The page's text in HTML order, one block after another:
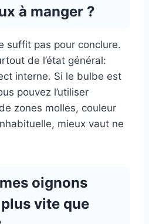
à manger ?
suffit pas pour conclure.
de l’état général:
interne. Si le bulbe est
pouvez l’utiliser
zones molles, couleur
mieux vaut ne
oignons
vite que